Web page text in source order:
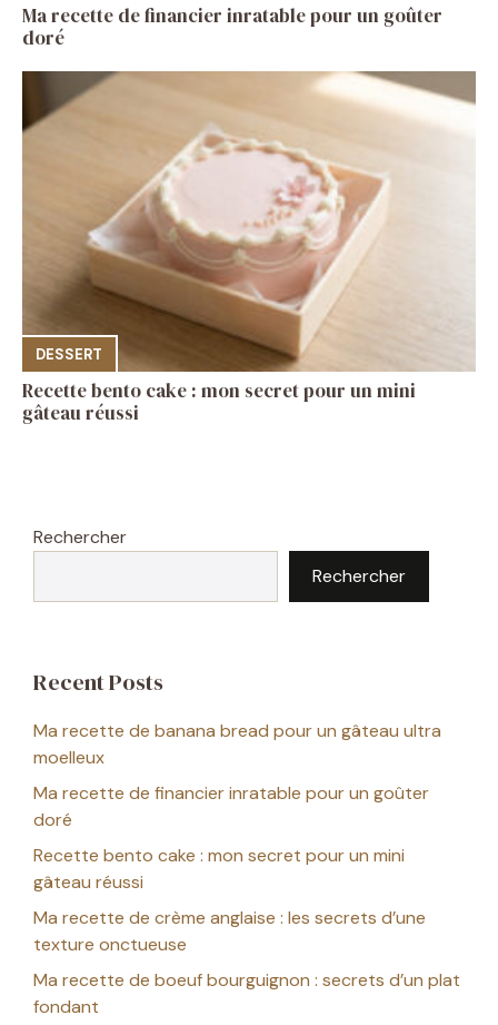
Ma recette de financier inratable pour un goûter
doré
DESSERT
Recette bento cake : mon secret pour un mini
gâteau réussi
Rechercher
Rechercher
Recent Posts
Ma recette de banana bread pour un gâteau ultra
moelleux
Ma recette de financier inratable pour un goûter
doré
Recette bento cake : mon secret pour un mini
gâteau réussi
Ma recette de crème anglaise : les secrets d’une
texture onctueuse
Ma recette de boeuf bourguignon : secrets d’un plat
fondant